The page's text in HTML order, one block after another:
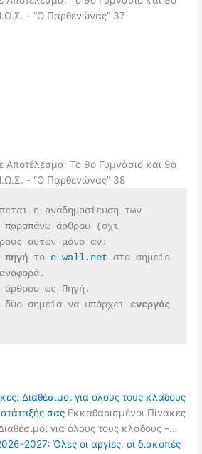
- “Ο Παρθενώνας” 37
Αποτέλεσμα: Το 9ο Γυμνάσιο και 9ο
- “Ο Παρθενώνας” 38
η αναδημοσίευση των
παραπάνω άρθρου (όχι
αυτών μόνο αν:
πηγή το e-wall.net στο σημείο
ως Πηγή.
σημεία να υπάρχει
Διαθέσιμοι για όλους τους κλάδους
σας Εκκαθαρισμένοι Πίνακες
για όλους τους κλάδους –…
2027: Όλες οι αργίες, οι διακοπές